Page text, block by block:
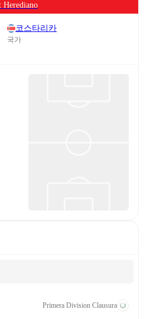
Herediano
코스타리카
국가
Primera Division Clausura